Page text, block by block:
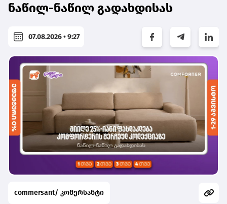
ნაწილ-ნაწილ გადახდისას
07.08.2026 • 9:27
commersant/ კომერსანტი